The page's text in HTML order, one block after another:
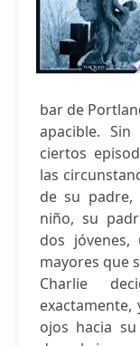
bar de
apacible.
ciertos
las
de su padre,
niño, su
dos
mayores que
Charlie
ojos hacia